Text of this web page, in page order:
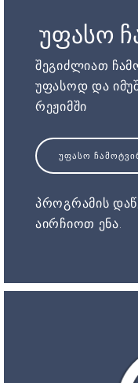
უფასო
შეგიძლიათ
უფასოდ და
რეჟიმში
ᲣᲤᲐᲡᲝ
პროგრამის
აირჩიოთ ენა.